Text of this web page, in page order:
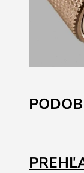
na
začiatok